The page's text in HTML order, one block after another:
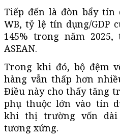
Tiếp đến là đòn bẩy tín
WB, tỷ lệ tín dụng/GDP
145% trong năm
ASEAN.
Trong khi đó, bộ đệm
hàng vẫn thấp hơn
Điều này cho thấy tăng
phụ thuộc lớn vào tín
khi thị trường vốn
tương xứng.